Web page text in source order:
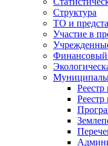
Структура
ТО и
Участие в
Финансовый